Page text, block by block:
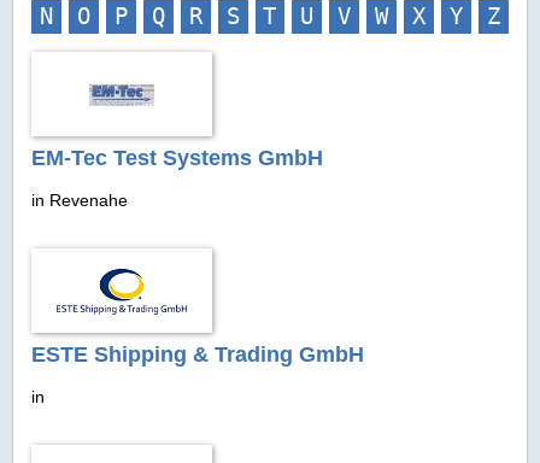
N
O P Q R S T U V W X Y Z
EM-Tec Test Systems GmbH
in Revenahe
ESTE Shipping & Trading GmbH
in